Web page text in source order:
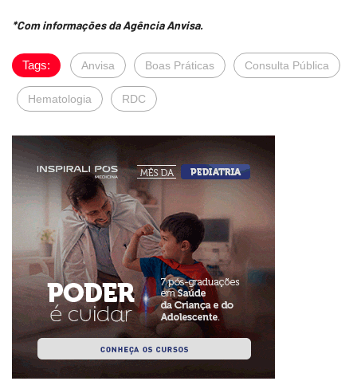
*Com informações da Agência Anvisa.
Tags: Anvisa Boas Práticas Consulta Pública
Hematologia RDC